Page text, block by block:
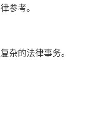
参考。
杂的法律事务。